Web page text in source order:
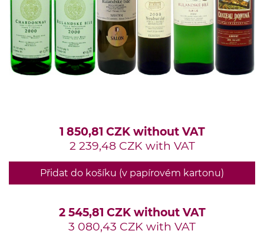
1 850,81 CZK without VAT
2 239,48 CZK with VAT
Přidat do košíku (v papírovém kartonu)
2 545,81 CZK without VAT
3 080,43 CZK with VAT